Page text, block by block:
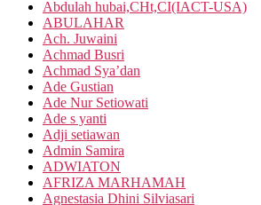
Abdulah hubai,CHt,CI(IACT-USA)
ABULAHAR
Ach. Juwaini
Achmad Busri
Achmad Sya’dan
Ade Gustian
Ade Nur Setiowati
Ade s yanti
Adji setiawan
Admin Samira
ADWIATON
AFRIZA MARHAMAH
Agnestasia Dhini Silviasari